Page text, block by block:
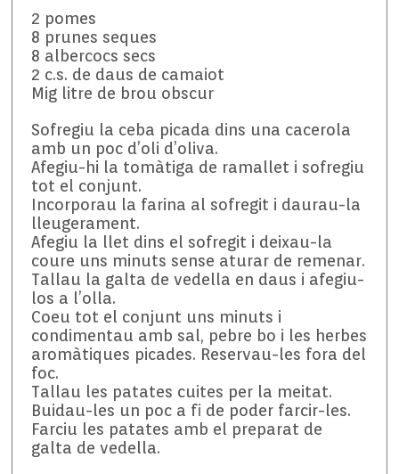
2 pomes
8 prunes seques
8 albercocs secs
2 c.s. de daus de camaiot
Mig litre de brou obscur
Sofregiu la ceba picada dins una cacerola
amb un poc d’oli d’oliva.
Afegiu-hi la tomàtiga de ramallet i sofregiu
tot el conjunt.
Incorporau la farina al sofregit i daurau-la
lleugerament.
Afegiu la llet dins el sofregit i deixau-la
coure uns minuts sense aturar de remenar.
Tallau la galta de vedella en daus i afegiu-
los a l’olla.
Coeu tot el conjunt uns minuts i
condimentau amb sal, pebre bo i les herbes
aromàtiques picades. Reservau-les fora del
foc.
Tallau les patates cuites per la meitat.
Buidau-les un poc a fi de poder farcir-les.
Farciu les patates amb el preparat de
galta de vedella.